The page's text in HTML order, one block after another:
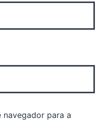
navegador para a